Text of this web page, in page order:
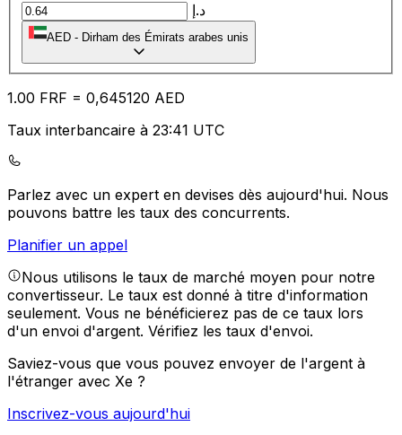
د.إ
AED - Dirham des Émirats arabes unis
1.00 FRF = 0,645120 AED
Taux interbancaire à 23:41 UTC
Parlez avec un expert en devises dès aujourd'hui. Nous
pouvons battre les taux des concurrents.
Planifier un appel
Nous utilisons le taux de marché moyen pour notre
convertisseur. Le taux est donné à titre d'information
seulement. Vous ne bénéficierez pas de ce taux lors
d'un envoi d'argent. Vérifiez les taux d'envoi.
Saviez-vous que vous pouvez envoyer de l'argent à
l'étranger avec Xe ?
Inscrivez-vous aujourd'hui